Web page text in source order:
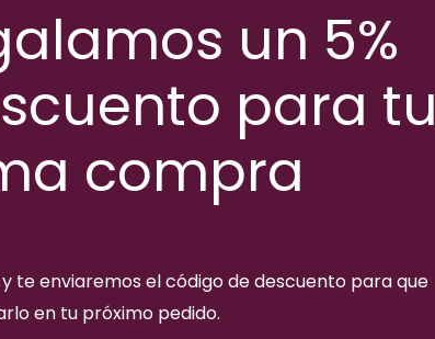
un 5%
para tu
compra
te enviaremos el código de descuento para que
en tu próximo pedido.